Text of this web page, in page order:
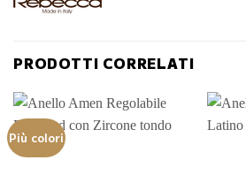
PRODOTTI CORRELATI
Più colori